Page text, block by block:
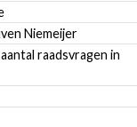
Niemeijer
raadsvragen in